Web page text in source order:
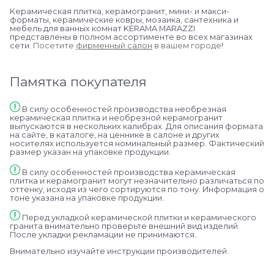
Керамическая плитка, керамогранит, мини- и макси-
форматы, керамические ковры, мозаика, сантехника и
мебель для ванных комнат KERAMA MARAZZI
представлены в полном ассортименте во всех магазинах
сети. Посетите фирменный салон в вашем городе!
Памятка покупателя
В силу особенностей производства необрезная
керамическая плитка и необрезной керамогранит
выпускаются в нескольких калибрах. Для описания формата
на сайте, в каталоге, на ценнике в салоне и других
носителях используется номинальный размер. Фактический
размер указан на упаковке продукции.
В силу особенностей производства керамическая
плитка и керамогранит могут незначительно различаться по
оттенку, исходя из чего сортируются по тону. Информация о
тоне указана на упаковке продукции.
Перед укладкой керамической плитки и керамического
гранита внимательно проверьте внешний вид изделий.
После укладки рекламации не принимаются.
Внимательно изучайте инструкции производителей.